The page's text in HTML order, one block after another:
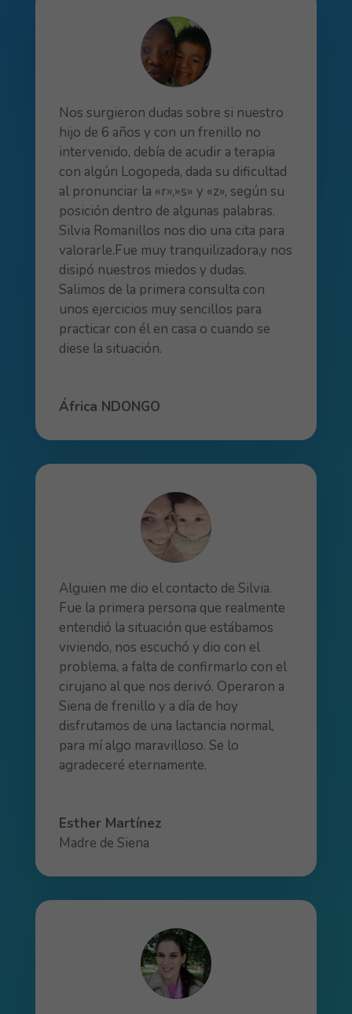
Nos surgieron dudas sobre si nuestro
hijo de 6 años y con un frenillo no
intervenido, debía de acudir a terapia
con algún Logopeda, dada su dificultad
al pronunciar la «r»,»s» y «z», según su
posición dentro de algunas palabras.
Silvia Romanillos nos dio una cita para
valorarle.Fue muy tranquilizadora,y nos
disipó nuestros miedos y dudas.
Salimos de la primera consulta con
unos ejercicios muy sencillos para
practicar con él en casa o cuando se
diese la situación.
África NDONGO
Alguien me dio el contacto de Silvia.
Fue la primera persona que realmente
entendió la situación que estábamos
viviendo, nos escuchó y dio con el
problema, a falta de confirmarlo con el
cirujano al que nos derivó. Operaron a
Siena de frenillo y a día de hoy
disfrutamos de una lactancia normal,
para mí algo maravilloso. Se lo
agradeceré eternamente.
Esther Martínez
Madre de Siena